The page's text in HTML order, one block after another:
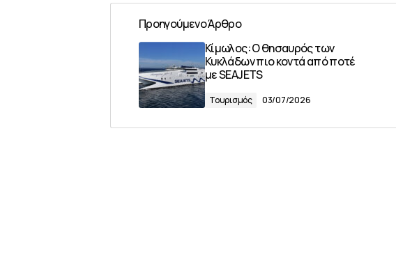
Προηγούμενο Άρθρο
Κίμωλος: Ο θησαυρός των
Κυκλάδων πιο κοντά από ποτέ
με SEAJETS
Τουρισμός 03/07/2026